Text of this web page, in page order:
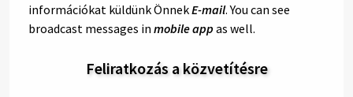
információkat küldünk ÖnnekE-mail. You can see
broadcast messages in mobile app as well.
Feliratkozás a közvetítésre